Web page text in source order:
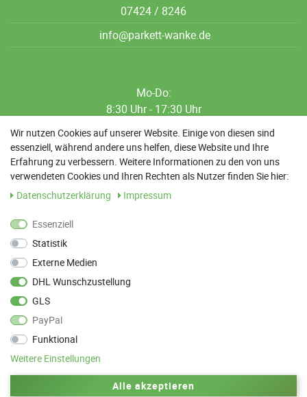
07424 / 8246
info@parkett-wanke.de
Mo-Do:
8:30 Uhr - 17:30 Uhr
8:30 Uhr - 12:00 Uhr
13:00 Uhr - 17:30 Uhr
Sa: 9:00 Uhr - 13:00 Uhr
Parkett Wanke
Zurück zum Anfang
Wir nutzen Cookies auf unserer Website. Einige von diesen sind
essenziell, während andere uns helfen, diese Website und Ihre
Erfahrung zu verbessern. Weitere Informationen zu den von uns
verwendeten Cookies und Ihren Rechten als Nutzer finden Sie hier:
Daten­schutz­erklärung
Impressum
Essenziell
Statistik
Externe Medien
DHL Wunschzustellung
GLS
PayPal
Funktional
Weitere Einstellungen
Alle akzeptieren